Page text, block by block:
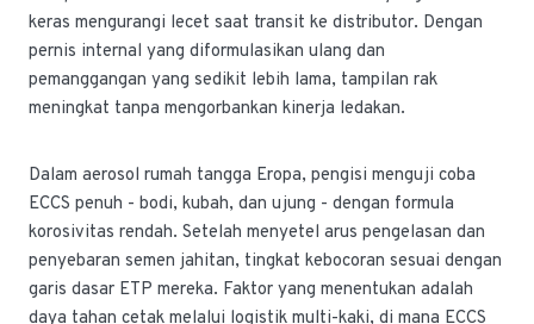
keras mengurangi lecet saat transit ke distributor. Dengan
pernis internal yang diformulasikan ulang dan
pemanggangan yang sedikit lebih lama, tampilan rak
meningkat tanpa mengorbankan kinerja ledakan.
Dalam aerosol rumah tangga Eropa, pengisi menguji coba
ECCS penuh - bodi, kubah, dan ujung - dengan formula
korosivitas rendah. Setelah menyetel arus pengelasan dan
penyebaran semen jahitan, tingkat kebocoran sesuai dengan
garis dasar ETP mereka. Faktor yang menentukan adalah
daya tahan cetak melalui logistik multi-kaki, di mana ECCS